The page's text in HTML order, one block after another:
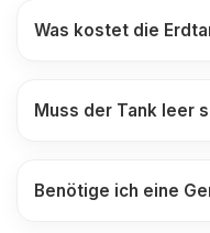
Was kostet die
Muss der Tank leer
Benötige ich eine